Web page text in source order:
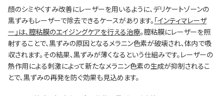
顔のシミやくすみ改善にレーザーを用いるように、デリケートゾーンの
黒ずみもレーザーで除去できるケースがあります。 「インティマレーザ
ー」は、膣粘膜のエイジングケアを行える治療。膣粘膜にレーザーを照
射することで、黒ずみの原因となるメラニン色素が破壊され、体内で吸
収されます。その結果、黒ずみが薄くなるという仕組みです。レーザーの
熱作用による刺激によって新たなメラニン色素の生成が抑制されるこ
とで、黒ずみの再発を防ぐ効果も見込めます。